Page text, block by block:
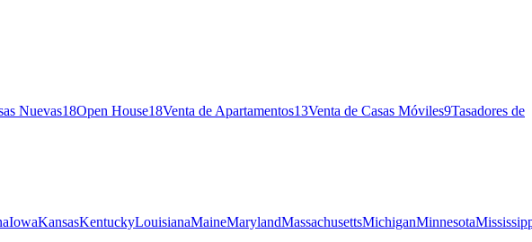
Nuevas18Open House18Venta de Apartamentos13Venta de Casas Móviles9Tasadores de
IowaKansasKentuckyLouisianaMaineMarylandMassachusettsMichiganMinnesota